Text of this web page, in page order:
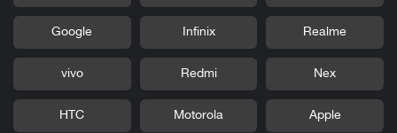
Realme
Infinix
Google
Nex
Redmi
vivo
Apple
Motorola
HTC